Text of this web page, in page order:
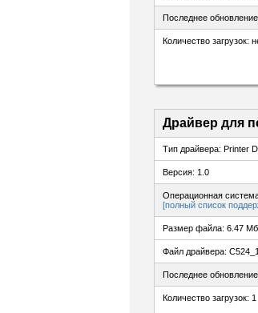
Последнее
Количество загрузок:
Драйвер для
Тип драйвера: Printer
Версия: 1.0
Операционная
[полный список
Размер файла: 6.47 Мб
Файл драйвера:
Последнее
Количество загрузок: 1